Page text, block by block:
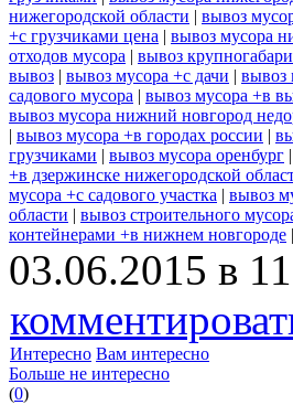
нижегородской области | вывоз
+с грузчиками цена | вывоз мусора
отходов мусора | вывоз
вывоз | вывоз мусора +с дачи | вывоз
садового мусора | вывоз мусора +в
вывоз мусора нижний новгород
| вывоз мусора +в городах россии |
грузчиками | вывоз мусора оренбург |
+в дзержинске нижегородской
мусора +с садового участка | вывоз
области | вывоз строительного
контейнерами +в нижнем новгороде |
03.06.2015 в
Интересно Вам интересно
Больше не интересно
(0)